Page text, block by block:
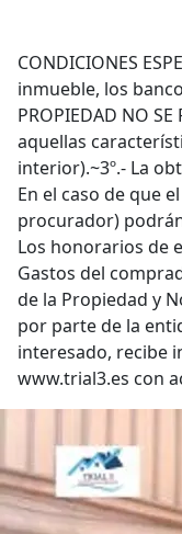
CONDICIONES
inmueble, los
PROPIEDAD NO
aquellas
interior).~3º.- La
En el caso de que
procurador)
Los honorarios de
Gastos del
de la Propiedad y
por parte de la
interesado, recibe
www.trial3.es con